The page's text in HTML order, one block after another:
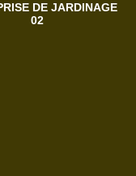
DE JARDINAGE
02